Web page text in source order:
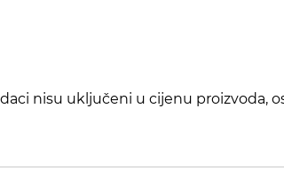
nisu uključeni u cijenu proizvoda,